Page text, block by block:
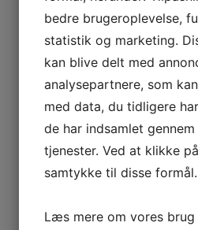
bedre brugeroplevelse,
statistik og marketing.
kan blive delt med
analysepartnere, som
med data, du tidligere
de har indsamlet
tjenester. Ved at klikke
samtykke til disse formål.
Læs mere om vores